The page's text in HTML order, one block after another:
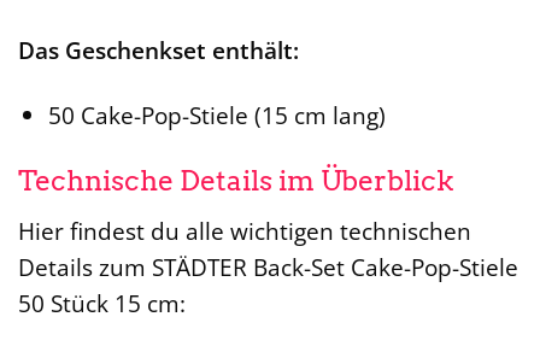
Das Geschenkset enthält:
50 Cake-Pop-Stiele (15 cm lang)
Technische Details im Überblick
Hier findest du alle wichtigen technischen
Details zum STÄDTER Back-Set Cake-Pop-Stiele
50 Stück 15 cm: